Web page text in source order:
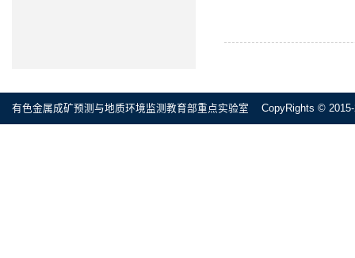
有色金属成矿预测与地质环境监测教育部重点实验室 CopyRights ©